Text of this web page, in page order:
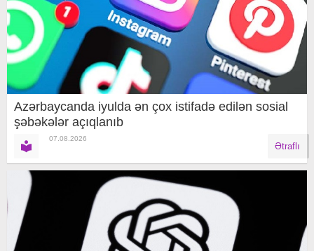
Azərbaycanda iyulda ən çox istifadə edilən sosial
şəbəkələr açıqlanıb
07.08.2026
Ətraflı